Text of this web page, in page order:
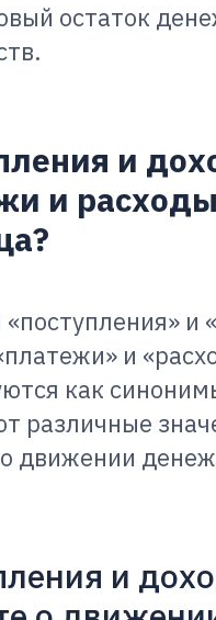
остаток
и
и
и
и
как
различные
о движении
и